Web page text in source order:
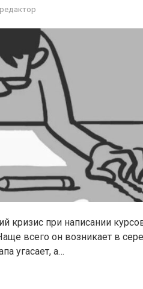
кризис при написании
всего он возникает в
угасает, а…